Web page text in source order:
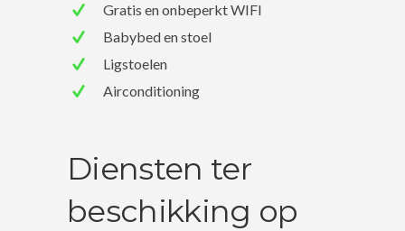
Gratis en onbeperkt WIFI
Babybed en stoel
Ligstoelen
Airconditioning
Diensten ter
beschikking op